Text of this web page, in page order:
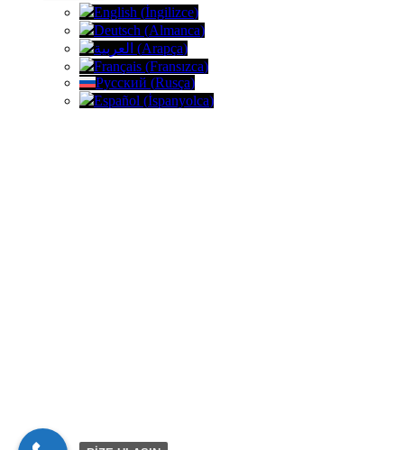
English (İngilizce)
Deutsch (Almanca)
العربية (Arapça)
Français (Fransızca)
Русский (Rusça)
Español (İspanyolca)